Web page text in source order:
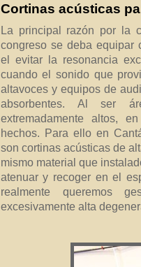
Cortinas acústicas
La principal razón por la
congreso se deba equipar
el evitar la resonancia
cuando el sonido que
altavoces y equipos de
absorbentes. Al ser
extremadamente altos,
hechos. Para ello en
son cortinas acústicas de
mismo material que
atenuar y recoger en el
realmente queremos
excesivamente alta